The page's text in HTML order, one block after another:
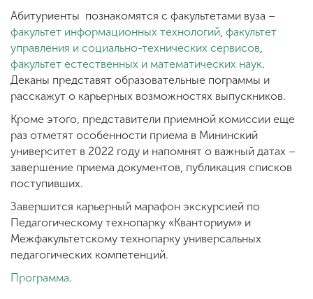
Абитуриенты познакомятся с факультетами вуза –
факультет информационных технологий факультет
управления и социально-технических сервисов
факультет естественных и математических наук.
Деканы представят образовательные пограммы и
расскажут о карьерных возможностях выпускников.
Кроме этого, представители приемной комиссии еще
раз отметят особенности приема в Мининский
университет в 2022 году и напомнят о важный датах –
завершение приема документов, публикация списков
поступивших.
Завершится карьерный марафон экскурсией по
Педагогическому технопарку «Кванториум» и
Межфакультетскому технопарку универсальных
педагогических компетенций.
Программа.